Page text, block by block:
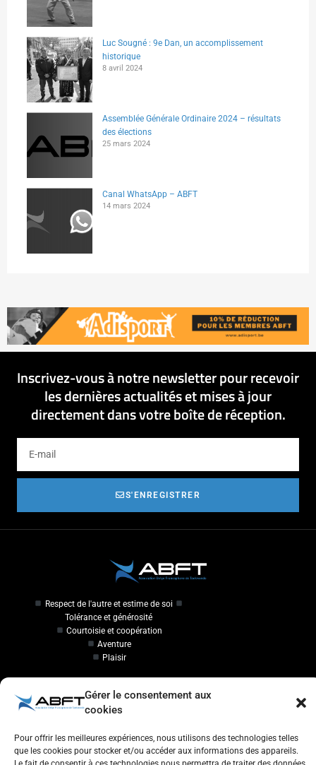
Gérer le consentement aux
cookies
Pour offrir les meilleures expériences, nous utilisons des technologies telles
que les cookies pour stocker et/ou accéder aux informations des appareils.
Luc Sougné : 9e Dan, un accomplissement
historique
8 avril 2024
Assemblée Générale Ordinaire 2024 – résultats
des élections
25 mars 2024
Canal WhatsApp – ABFT
14 mars 2024
Inscrivez-vous à notre newsletter pour recevoir
les dernières actualités et mises à jour
directement dans votre boîte de réception.
S'ENREGISTRER
Respect de l'autre et estime de soi
Tolérance et générosité
Courtoisie et coopération
Aventure
Plaisir
Travailler à l'ABFT
Contact